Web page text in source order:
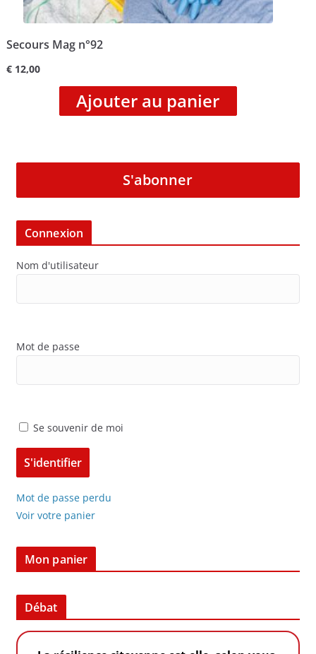
Secours Mag n°92
€12,00
Ajouter au panier
S'abonner
Connexion
Nom d'utilisateur
Mot de passe
Se souvenir de moi
Mot de passe perdu
Voir votre panier
Mon panier
Débat